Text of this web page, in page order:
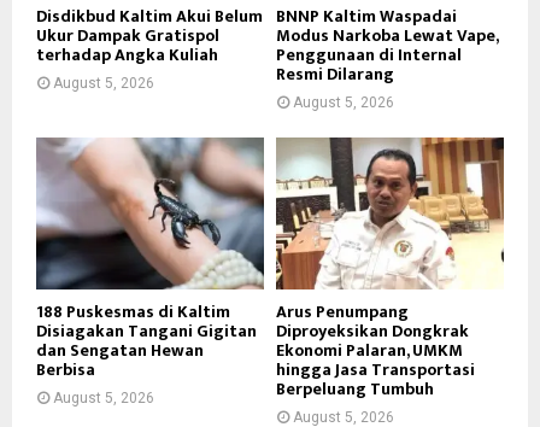
Disdikbud Kaltim Akui Belum
Ukur Dampak Gratispol
terhadap Angka Kuliah
August 5, 2026
BNNP Kaltim Waspadai
Modus Narkoba Lewat Vape,
Penggunaan di Internal
Resmi Dilarang
August 5, 2026
188 Puskesmas di Kaltim
Disiagakan Tangani Gigitan
dan Sengatan Hewan
Berbisa
August 5, 2026
Arus Penumpang
Diproyeksikan Dongkrak
Ekonomi Palaran, UMKM
hingga Jasa Transportasi
Berpeluang Tumbuh
August 5, 2026